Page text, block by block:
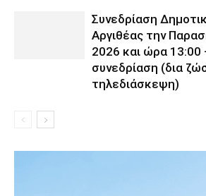
Συνεδρίαση
Αργιθέας την
2026 και ώρα 13:00
συνεδρίαση (δια
τηλεδιάσκεψη)